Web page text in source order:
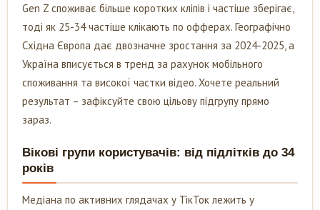
Gen Z споживає більше коротких кліпів і частіше зберігає,
тоді як 25-34 частіше клікають по офферах. Географічно
Східна Європа дає двозначне зростання за 2024-2025, а
Україна вписується в тренд за рахунок мобільного
споживання та високої частки відео. Хочете реальний
результат – зафіксуйте свою цільову підгрупу прямо
зараз.
Вікові групи користувачів: від підлітків до 34
років
Медіана по активних глядачах у ТікТок лежить у